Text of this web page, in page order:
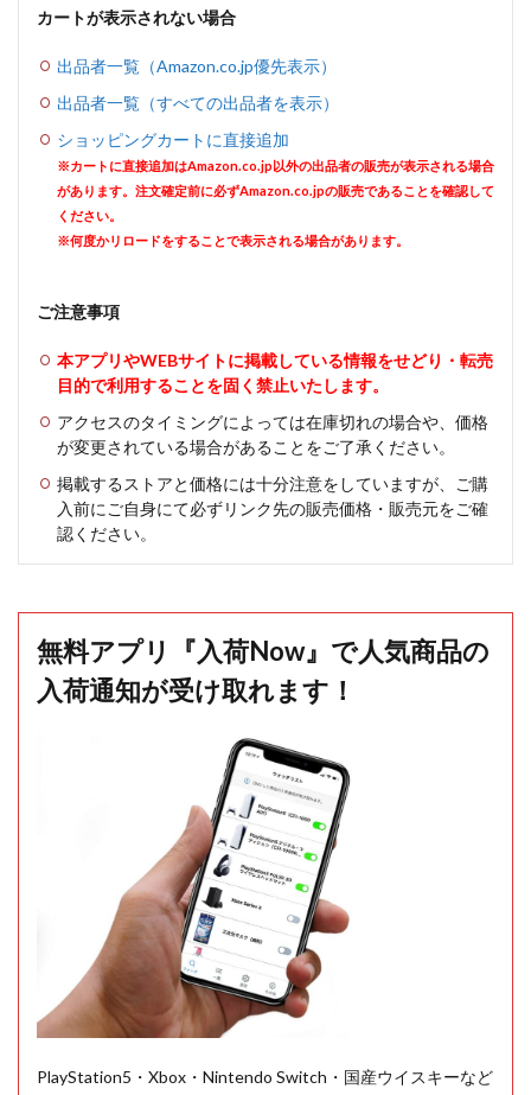
カートが表示されない場合
出品者一覧（Amazon.co.jp優先表示）
出品者一覧（すべての出品者を表示）
ショッピングカートに直接追加
※カートに直接追加はAmazon.co.jp以外の出品者の販売が表示される場合
があります。注文確定前に必ずAmazon.co.jpの販売であることを確認して
ください。
※何度かリロードをすることで表示される場合があります。
ご注意事項
本アプリやWEBサイトに掲載している情報をせどり・転売
目的で利用することを固く禁止いたします。
アクセスのタイミングによっては在庫切れの場合や、価格
が変更されている場合があることをご了承ください。
掲載するストアと価格には十分注意をしていますが、ご購
入前にご自身にて必ずリンク先の販売価格・販売元をご確
認ください。
無料アプリ『入荷Now』で人気商品の
入荷通知が受け取れます！
PlayStation5・Xbox・Nintendo Switch・国産ウイスキーなど